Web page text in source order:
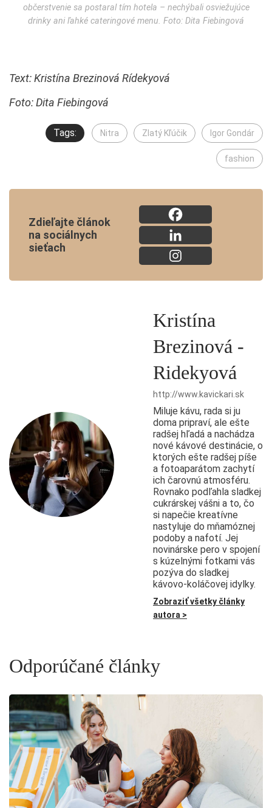
občerstvenie sa postaral tím hotela – nechýbali osviežujúce
drinky ani ľahké cateringové menu. Foto: Dita Fiebingová
Text: Kristína Brezinová Rídekyová
Foto: Dita Fiebingová
Tags: Nitra Zlatý Kľúčik Igor Gondár
fashion
Zdieľajte článok
na sociálnych
sieťach
Kristína
Brezinová -
Ridekyová
http://www.kavickari.sk
Miluje kávu, rada si ju
doma pripraví, ale ešte
radšej hľadá a nachádza
nové kávové destinácie, o
ktorých ešte radšej píše
a fotoaparátom zachytí
ich čarovnú atmosféru.
Rovnako podľahla sladkej
cukrárskej vášni a to, čo
si napečie kreatívne
nastyluje do mňamóznej
podoby a nafotí. Jej
novinárske pero v spojení
s kúzelnými fotkami vás
pozýva do sladkej
kávovo-koláčovej idylky.
Zobraziť všetky články
autora >
Odporúčané články